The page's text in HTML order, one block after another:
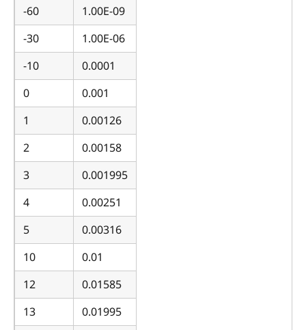
-60
1.00E-09
-30
1.00E-06
-10
0.0001
0
0.001
1
0.00126
2
0.00158
3
0.001995
4
0.00251
5
0.00316
10
0.01
12
0.01585
13
0.01995